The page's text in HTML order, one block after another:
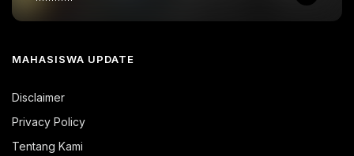
MAHASISWA UPDATE
Disclaimer
Privacy Policy
Tentang Kami